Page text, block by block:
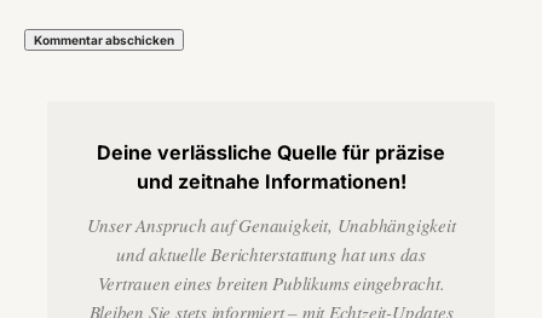
Deine verlässliche Quelle für präzise
und zeitnahe Informationen!
Unser Anspruch auf Genauigkeit, Unabhängigkeit
und aktuelle Berichterstattung hat uns das
Vertrauen eines breiten Publikums eingebracht.
Bleiben Sie stets informiert – mit Echtzeit-Updates